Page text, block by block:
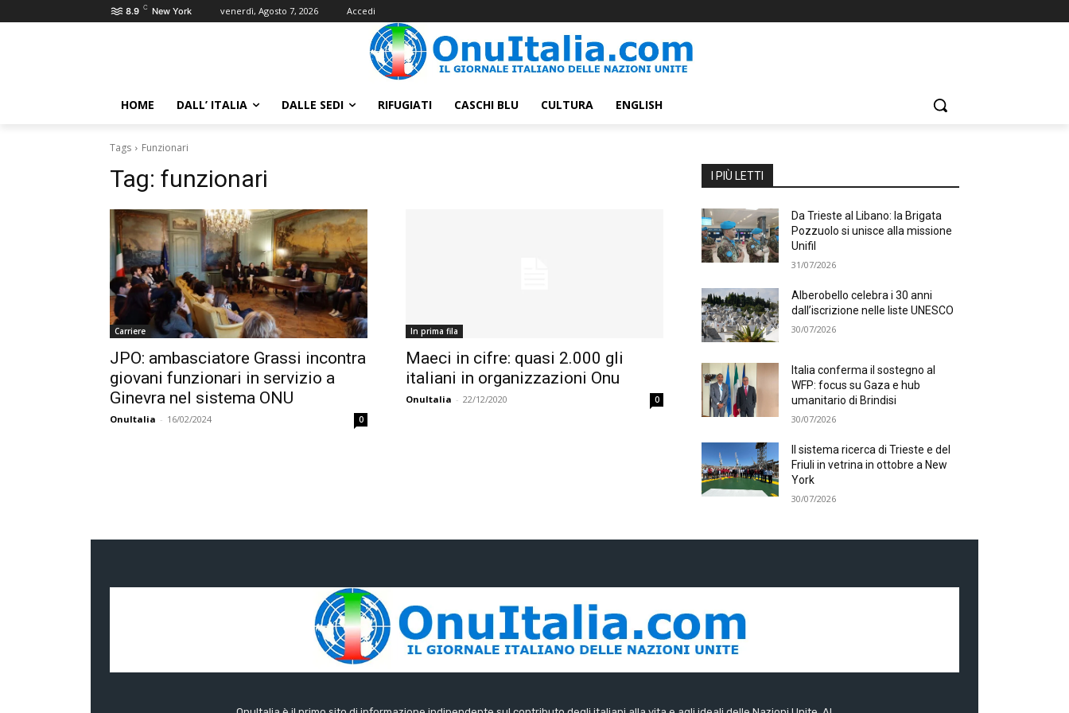
8.9 C New York venerdì, Agosto 7, 2026 Accedi
HOME DALL’ ITALIA DALLE SEDI RIFUGIATI CASCHI BLU CULTURA ENGLISH
Tags Funzionari
Tag: funzionari
Carriere
JPO: ambasciatore Grassi incontra
giovani funzionari in servizio a
Ginevra nel sistema ONU
OnuItalia - 16/02/2024 0
In prima fila
Maeci in cifre: quasi 2.000 gli
italiani in organizzazioni Onu
OnuItalia - 22/12/2020 0
I PIÙ LETTI
Da Trieste al Libano: la Brigata
Pozzuolo si unisce alla missione
Unifil
31/07/2026
Alberobello celebra i 30 anni
dall’iscrizione nelle liste UNESCO
30/07/2026
Italia conferma il sostegno al
WFP: focus su Gaza e hub
umanitario di Brindisi
30/07/2026
Il sistema ricerca di Trieste e del
Friuli in vetrina in ottobre a New
York
30/07/2026